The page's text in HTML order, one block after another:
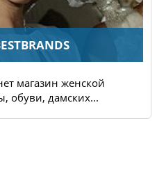
магазин женской
обуви, дамских...